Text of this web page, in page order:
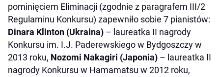
pominięciem Eliminacji (zgodnie z paragrafem III/2
Regulaminu Konkursu) zapewniło sobie 7 pianistów:
Dinara Klinton (Ukraina) – laureatka II nagrody
Konkursu im. I.J. Paderewskiego w Bydgoszczy w
2013 roku, Nozomi Nakagiri (Japonia) – laureatka II
nagrody Konkursu w Hamamatsu w 2012 roku,